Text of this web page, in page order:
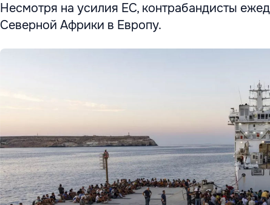
Несмотря на усилия ЕС, контрабандисты
Северной Африки в Европу.